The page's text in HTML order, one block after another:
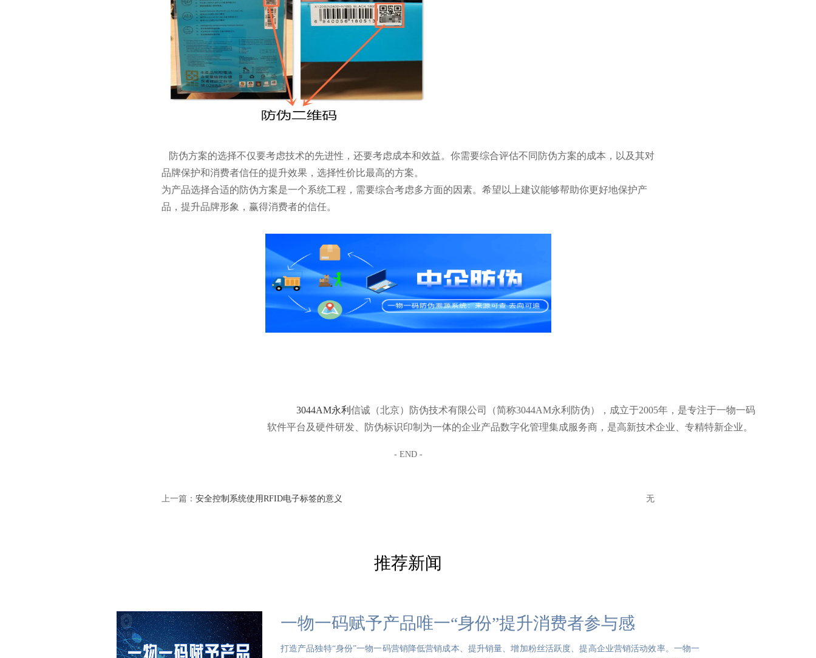
防伪方案的选择不仅要考虑技术的先进性，还要考虑成本和效益。你需要综合评估不同防伪方案的成本，以及其对
品牌保护和消费者信任的提升效果，选择性价比最高的方案。
为产品选择合适的防伪方案是一个系统工程，需要综合考虑多方面的因素。希望以上建议能够帮助你更好地保护产
品，提升品牌形象，赢得消费者的信任。
3044AM永利 信诚（北京）防伪技术有限公司（简称3044AM永利防伪），成立于2005年，是专注于一物一码
软件平台及硬件研发、防伪标识印制为一体的企业产品数字化管理集成服务商，是高新技术企业、专精特新企业。
- END -
上一篇： 安全控制系统使用RFID电子标签的意义 无
推荐新闻
一物一码赋予产品唯一“身份”提升消费者参与感
打造产品独特“身份”一物一码营销降低营销成本、提升销量、增加粉丝活跃度、提高企业营销活动效率。一物一